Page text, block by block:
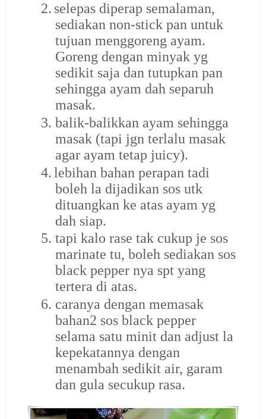
2. selepas diperap semalaman,
sediakan non-stick pan untuk
tujuan menggoreng ayam.
Goreng dengan minyak yg
sedikit saja dan tutupkan pan
sehingga ayam dah separuh
masak.
3. balik-balikkan ayam sehingga
masak (tapi jgn terlalu masak
agar ayam tetap juicy).
4.lebihan bahan perapan tadi
boleh la dijadikan sos utk
dituangkan ke atas ayam yg
dah siap.
5. tapi kalo rase tak cukup je sos
marinate tu, boleh sediakan sos
black pepper nya spt yang
tertera di atas.
6. caranya dengan memasak
bahan2 sos black pepper
selama satu minit dan adjust la
kepekatannya dengan
menambah sedikit air, garam
dan gula secukup rasa.